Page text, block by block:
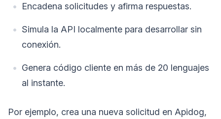
Encadena solicitudes y afirma respuestas.
Simula la API localmente para desarrollar sin
conexión.
Genera código cliente en más de 20 lenguajes
al instante.
Por ejemplo, crea una nueva solicitud en Apidog,